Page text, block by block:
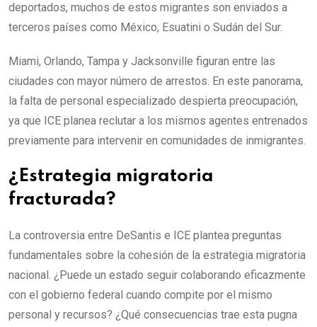
deportados, muchos de estos migrantes son enviados a
terceros países como México, Esuatini o Sudán del Sur.
Miami, Orlando, Tampa y Jacksonville figuran entre las
ciudades con mayor número de arrestos. En este panorama,
la falta de personal especializado despierta preocupación,
ya que ICE planea reclutar a los mismos agentes entrenados
previamente para intervenir en comunidades de inmigrantes.
¿Estrategia migratoria
fracturada?
La controversia entre DeSantis e ICE plantea preguntas
fundamentales sobre la cohesión de la estrategia migratoria
nacional. ¿Puede un estado seguir colaborando eficazmente
con el gobierno federal cuando compite por el mismo
personal y recursos? ¿Qué consecuencias trae esta pugna